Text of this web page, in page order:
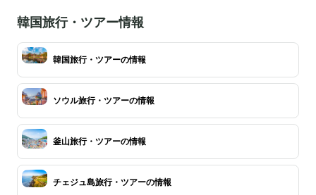
韓国旅行・ツアー情報
韓国旅行・ツアーの情報
ソウル旅行・ツアーの情報
釜山旅行・ツアーの情報
チェジュ島旅行・ツアーの情報